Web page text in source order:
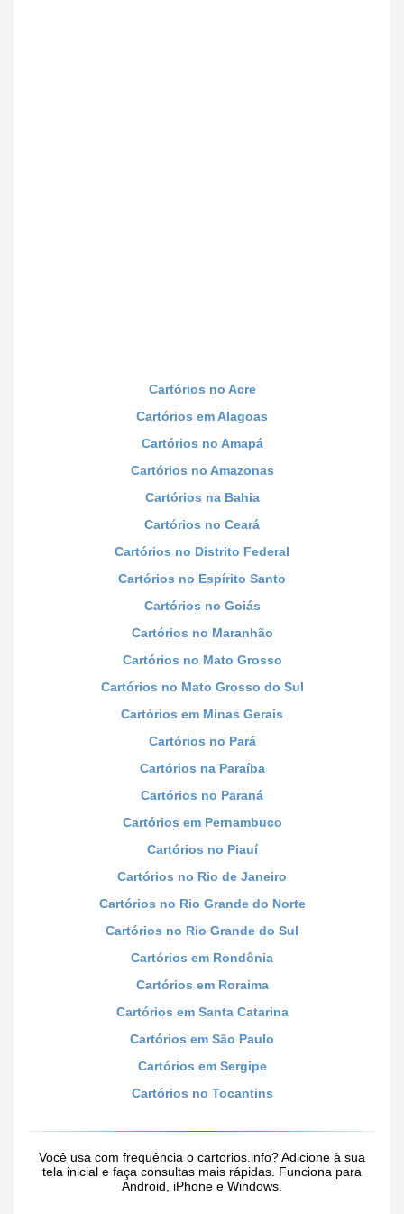
Cartórios no Acre
Cartórios em Alagoas
Cartórios no Amapá
Cartórios no Amazonas
Cartórios na Bahia
Cartórios no Ceará
Cartórios no Distrito Federal
Cartórios no Espírito Santo
Cartórios no Goiás
Cartórios no Maranhão
Cartórios no Mato Grosso
Cartórios no Mato Grosso do Sul
Cartórios em Minas Gerais
Cartórios no Pará
Cartórios na Paraíba
Cartórios no Paraná
Cartórios em Pernambuco
Cartórios no Piauí
Cartórios no Rio de Janeiro
Cartórios no Rio Grande do Norte
Cartórios no Rio Grande do Sul
Cartórios em Rondônia
Cartórios em Roraima
Cartórios em Santa Catarina
Cartórios em São Paulo
Cartórios em Sergipe
Cartórios no Tocantins
Você usa com frequência o cartorios.info? Adicione à sua
tela inicial e faça consultas mais rápidas. Funciona para
Android, iPhone e Windows.